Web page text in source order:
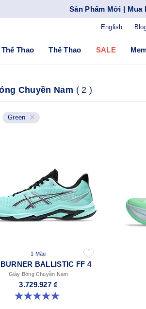
Sản Phẩm Mới | Mua
English
Thao Thể Thao SALE
Chuyền Nam (2)
Green
1 Màu
BALLISTIC FF 4
Giày Bóng Chuyền Nam
3.729.927 ₫
5.0 trong số 5 sao. 4 đánh giá